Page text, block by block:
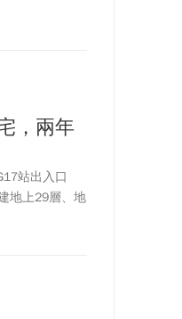
車8年間周邊
，兩年
站出入口
地上29層、地